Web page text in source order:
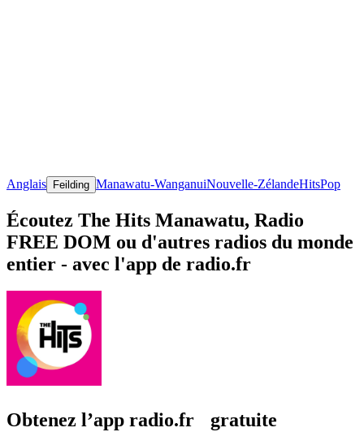
Anglais Feilding Manawatu-WanganuiNouvelle-ZélandeHitsPop
Écoutez The Hits Manawatu, Radio
FREE DOM ou d'autres radios du monde
entier - avec l'app de radio.fr
Obtenez l’app radio.fr gratuite